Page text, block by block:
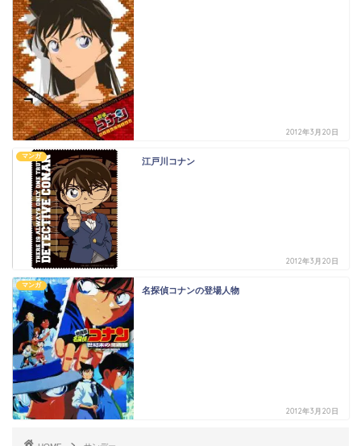
2012年3月20日
マンガ
江戸川コナン
2012年3月20日
マンガ
名探偵コナンの登場人物
2012年3月20日